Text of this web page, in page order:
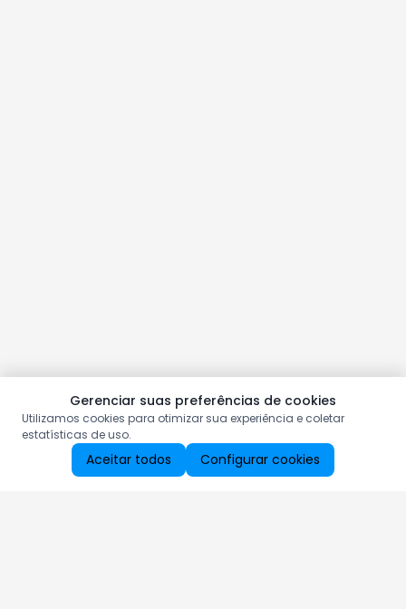
Gerenciar suas preferências de cookies
Utilizamos cookies para otimizar sua experiência e coletar
estatísticas de uso.
Aceitar todos Configurar cookies